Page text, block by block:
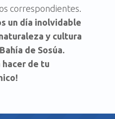
correspondientes.
un día inolvidable
y cultura
de Sosúa.
hacer de tu